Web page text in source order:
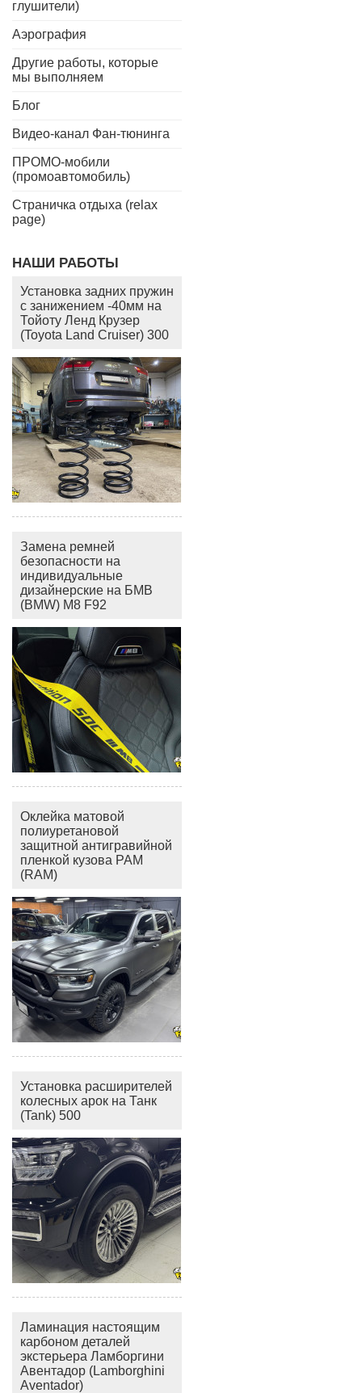
глушители)
Аэрография
Другие работы, которые
мы выполняем
Блог
Видео-канал Фан-тюнинга
ПРОМО-мобили
(промоавтомобиль)
Страничка отдыха (relax
page)
НАШИ РАБОТЫ
Установка задних пружин
с занижением -40мм на
Тойоту Ленд Крузер
(Toyota Land Cruiser) 300
Замена ремней
безопасности на
индивидуальные
дизайнерские на БМВ
(BMW) M8 F92
Оклейка матовой
полиуретановой
защитной антигравийной
пленкой кузова РАМ
(RAM)
Установка расширителей
колесных арок на Танк
(Tank) 500
Ламинация настоящим
карбоном деталей
экстерьера Ламборгини
Авентадор (Lamborghini
Aventador)